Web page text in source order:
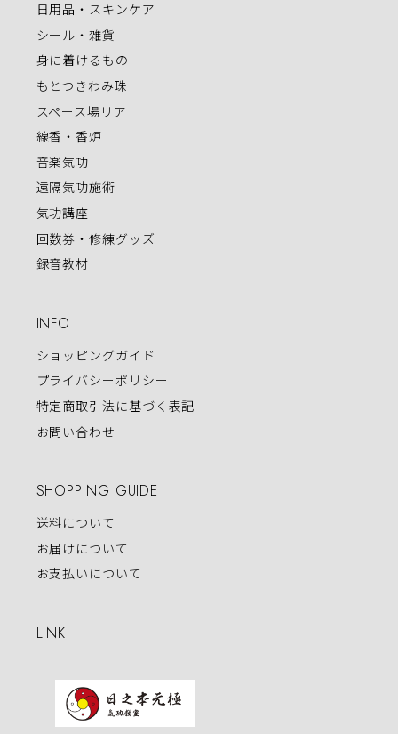
日用品・スキンケア
シール・雑貨
身に着けるもの
もとつきわみ珠
スペース場リア
線香・香炉
音楽気功
遠隔気功施術
気功講座
回数券・修練グッズ
録音教材
INFO
ショッピングガイド
プライバシーポリシー
特定商取引法に基づく表記
お問い合わせ
SHOPPING GUIDE
送料について
お届けについて
お支払いについて
LINK